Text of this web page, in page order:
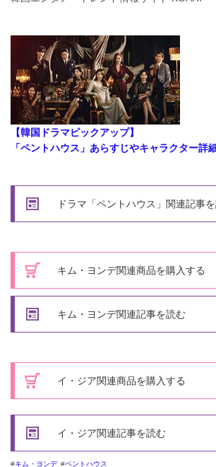
【韓国ドラマピックアップ】
「ペントハウス」あらすじやキャラクター詳
ドラマ「ペントハウス」関連記事
キム・ヨンデ関連商品を購入する
キム・ヨンデ関連記事を読む
イ・ジア関連商品を購入する
イ・ジア関連記事を読む
キム・ヨンデ ペントハウス